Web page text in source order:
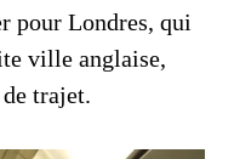
pour Londres, qui
ville anglaise,
trajet.